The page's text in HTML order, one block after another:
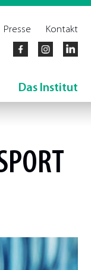
Kontakt
Presse
Das Institut